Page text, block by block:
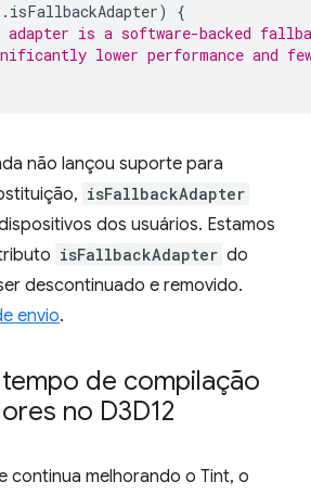
. isFallbackAdapter)
{
is a software-backed
lower performance and
não lançou suporte para
isFallbackAdapter
dos usuários. Estamos
isFallbackAdapter do
descontinuado e removido.
envio.
de compilação
no D3D12
continua melhorando o Tint, o